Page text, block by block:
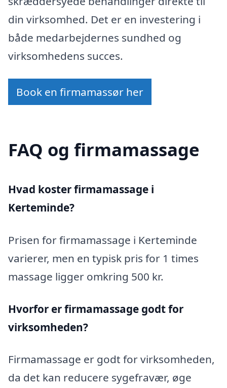
din virksomhed. Det er en investering i
både medarbejdernes sundhed og
virksomhedens succes.
Book en firmamassør her
FAQ og firmamassage
Hvad koster firmamassage i
Kerteminde?
Prisen for firmamassage i Kerteminde
varierer, men en typisk pris for 1 times
massage ligger omkring 500 kr.
Hvorfor er firmamassage godt for
virksomheden?
Firmamassage er godt for virksomheden,
da det kan reducere sygefravær, øge